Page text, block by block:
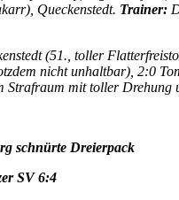
Queckenstedt. Trainer:
(51., toller
nicht unhaltbar), 2:0
Strafraum mit toller Drehung
schnürte Dreierpack
SV 6:4